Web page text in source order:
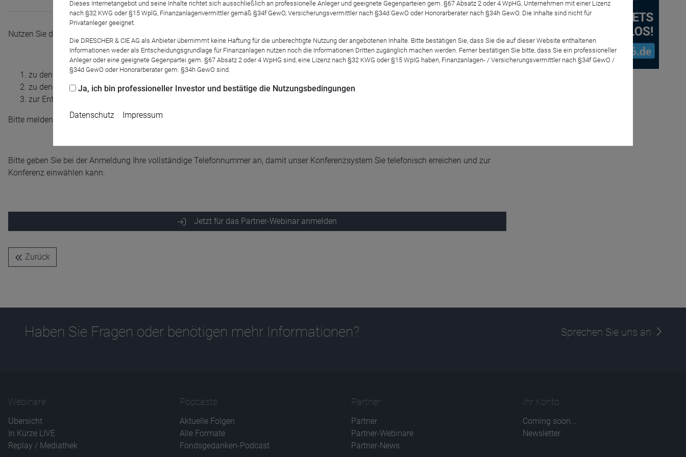
Nutzen Sie die
zu den aktuellen Markteinschätzungen der Fondsmanager
zu den aktuellen Positionierungen der Fonds
zur Entwicklung der Fonds
Bitte melden Sie sich bereits heute zu unseren Webkonferenzen an.
Bitte geben Sie bei der Anmeldung Ihre vollständige Telefonnummer an, damit unser Konferenzsystem Sie telefonisch erreichen und zur
Konferenz einwählen kann.
Jetzt für das Partner-Webinar anmelden
Zurück
Haben Sie Fragen oder benötigen mehr Informationen? Sprechen Sie uns an
Webinare
Übersicht
In Kürze LIVE
Replay / Mediathek
Podcasts
Aktuelle Folgen
Alle Formate
Fondsgedanken-Podcast
Partner
Partner
Partner-Webinare
Partner-News
Ihr Konto
Coming soon...
Newsletter
Dieses Internetangebot und seine Inhalte richtet sich ausschließlich an professionelle Anleger und geeignete Gegenparteien gem. §67 Absatz 2 oder 4 WpHG, Unternehmen mit einer Lizenz
nach §32 KWG oder §15 WplG, Finanzanlagenvermittler gemäß §34f GewO, Versicherungsvermittler nach §34d GewO oder Honorarberater nach §34h GewO. Die Inhalte sind nicht für
Privatanleger geeignet.
Die DRESCHER & CIE AG als Anbieter übernimmt keine Haftung für die unberechtigte Nutzung der angebotenen Inhalte. Bitte bestätigen Sie, dass Sie die auf dieser Website enthaltenen
Informationen weder als Entscheidungsgrundlage für Finanzanlagen nutzen noch die Informationen Dritten zugänglich machen werden. Ferner bestätigen Sie bitte, dass Sie ein professioneller
Anleger oder eine geeignete Gegenpartei gem. §67 Absatz 2 oder 4 WpHG sind, eine Lizenz nach §32 KWG oder §15 WpIG haben, Finanzanlagen- / Versicherungsvermittler nach §34f GewO /
§34d GewO oder Honorarberater gem. §34h GewO sind.
Ja, ich bin professioneller Investor und bestätige die Nutzungsbedingungen
Datenschutz Impressum
Zweck